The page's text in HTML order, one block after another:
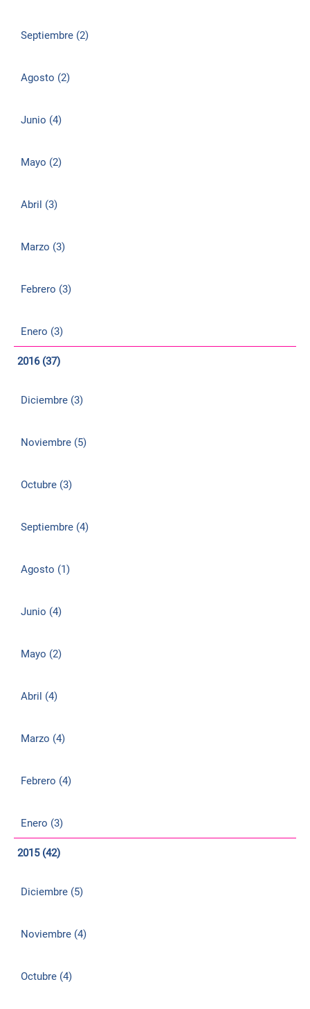
Septiembre (2)
Agosto (2)
Junio (4)
Mayo (2)
Abril (3)
Marzo (3)
Febrero (3)
Enero (3)
2016 (37)
Diciembre (3)
Noviembre (5)
Octubre (3)
Septiembre (4)
Agosto (1)
Junio (4)
Mayo (2)
Abril (4)
Marzo (4)
Febrero (4)
Enero (3)
2015 (42)
Diciembre (5)
Noviembre (4)
Octubre (4)